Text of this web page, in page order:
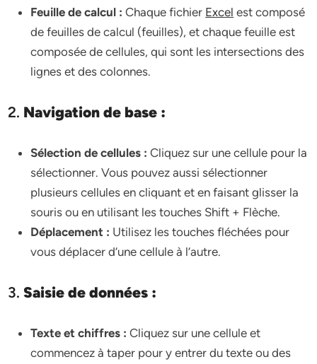
Feuille de calcul : Chaque fichier Excel est composé
de feuilles de calcul (feuilles), et chaque feuille est
composée de cellules, qui sont les intersections des
lignes et des colonnes.
2. Navigation de base :
Sélection de cellules : Cliquez sur une cellule pour la
sélectionner. Vous pouvez aussi sélectionner
plusieurs cellules en cliquant et en faisant glisser la
souris ou en utilisant les touches Shift + Flèche.
Déplacement : Utilisez les touches fléchées pour
vous déplacer d’une cellule à l’autre.
3.Saisie de données :
Texte et chiffres : Cliquez sur une cellule et
commencez à taper pour y entrer du texte ou des